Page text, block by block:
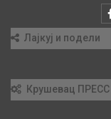
Лајкуј и подели
Крушевац ПРЕСС